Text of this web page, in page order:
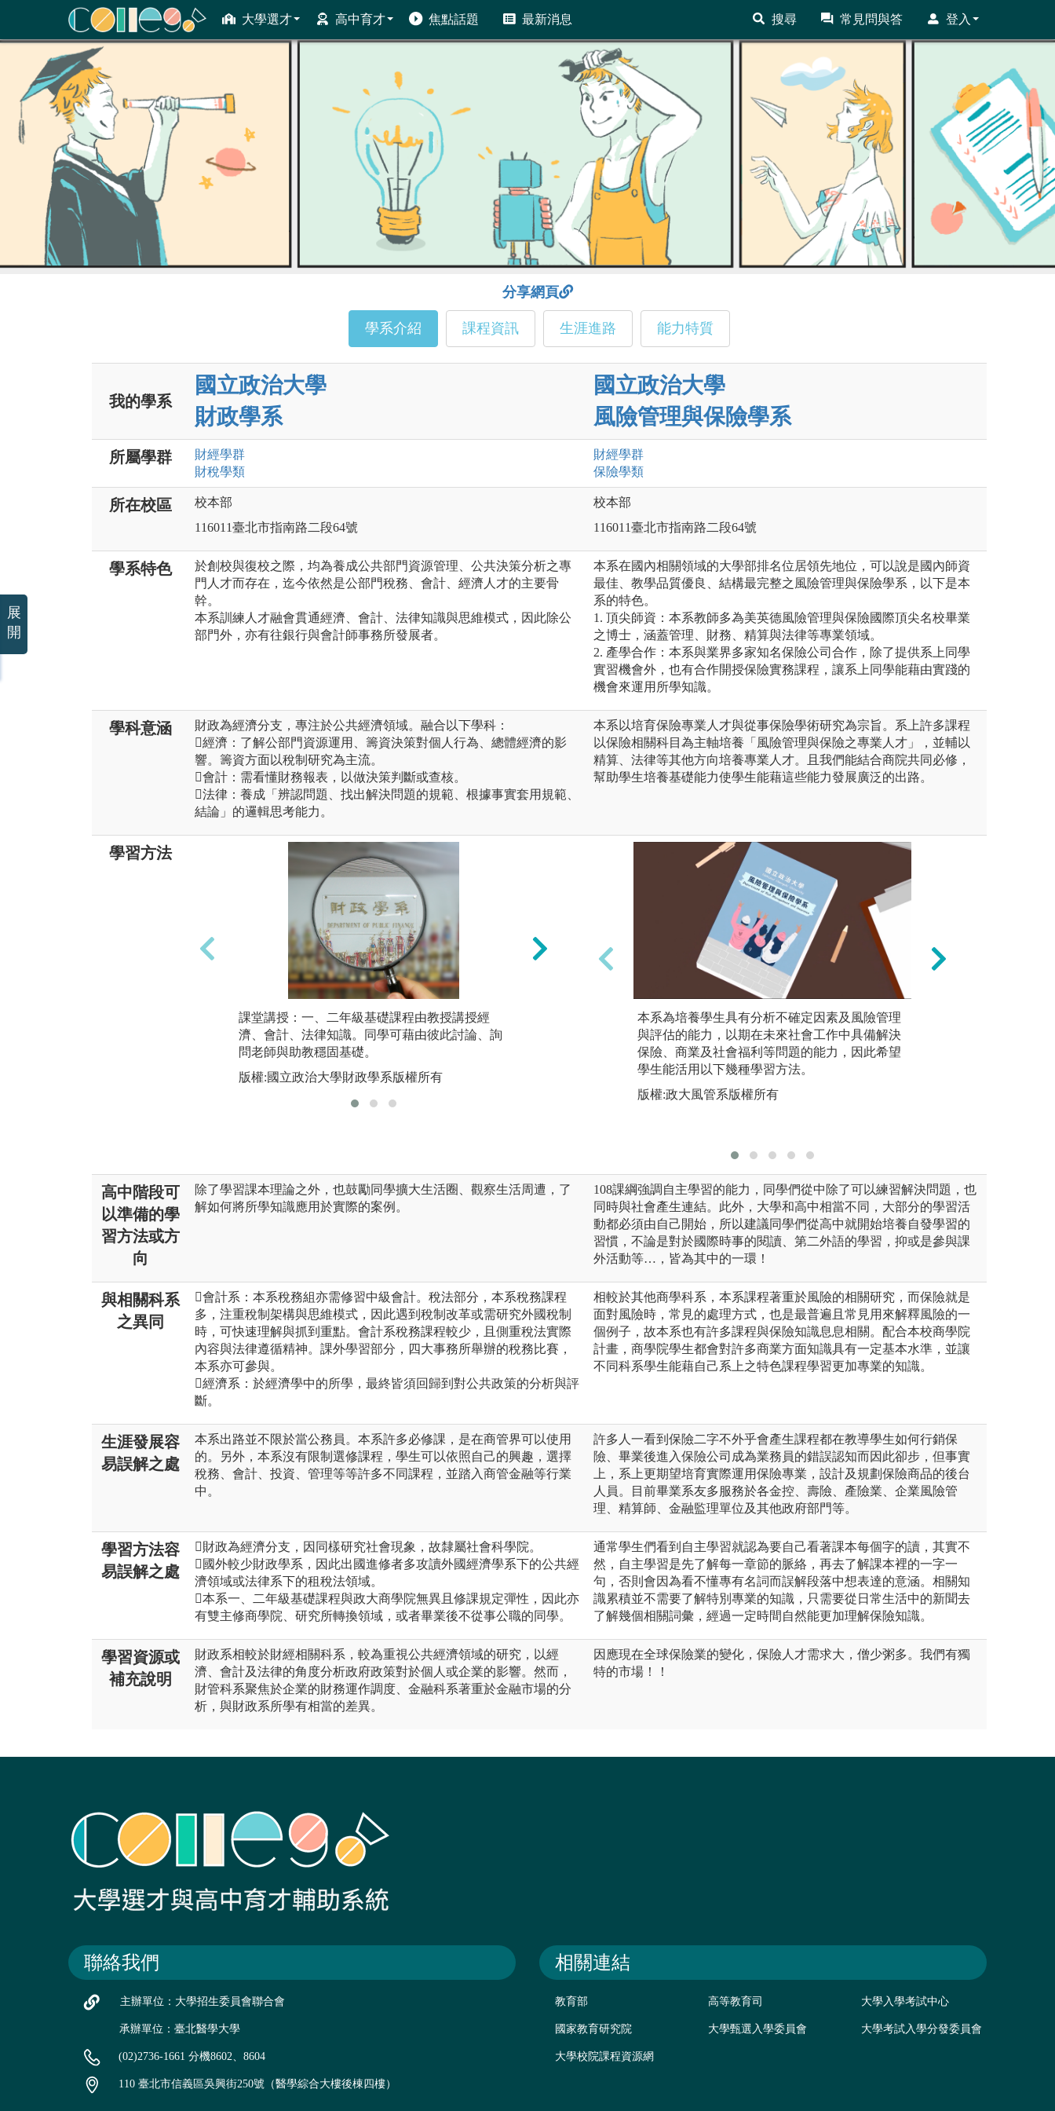
大學選才 高中育才 焦點話題 最新消息 搜尋 常見問與答 登入
ColleGo! 大學選才與高中育才輔助系統
分享網頁
學系介紹 課程資訊 生涯進路 能力特質
我的學系
國立政治大學
財政學系
國立政治大學
風險管理與保險學系
所屬學群 財經學群
財稅學類
財經學群
保險學類
所在校區
校本部
116011臺北市指南路二段64號
校本部
116011臺北市指南路二段64號
學系特色
於創校與復校之際，均為養成公共部門資源管理、公共決策分析之專
門人才而存在，迄今依然是公部門稅務、會計、經濟人才的主要骨
幹。
本系訓練人才融會貫通經濟、會計、法律知識與思維模式，因此除公
部門外，亦有往銀行與會計師事務所發展者。
本系在國內相關領域的大學部排名位居領先地位，可以說是國內師資
最佳、教學品質優良、結構最完整之風險管理與保險學系，以下是本
系的特色。
1. 頂尖師資：本系教師多為美英德風險管理與保險國際頂尖名校畢業
之博士，涵蓋管理、財務、精算與法律等專業領域。
2. 產學合作：本系與業界多家知名保險公司合作，除了提供系上同學
實習機會外，也有合作開授保險實務課程，讓系上同學能藉由實踐的
機會來運用所學知識。
學科意涵
財政為經濟分支，專注於公共經濟領域。融合以下學科：
經濟：了解公部門資源運用、籌資決策對個人行為、總體經濟的影
響。籌資方面以稅制研究為主流。
會計：需看懂財務報表，以做決策判斷或查核。
法律：養成「辨認問題、找出解決問題的規範、根據事實套用規範、
結論」的邏輯思考能力。
本系以培育保險專業人才與從事保險學術研究為宗旨。系上許多課程
以保險相關科目為主軸培養「風險管理與保險之專業人才」，並輔以
精算、法律等其他方向培養專業人才。且我們能結合商院共同必修，
幫助學生培養基礎能力使學生能藉這些能力發展廣泛的出路。
學習方法
課堂講授：一、二年級基礎課程由教授講授經
濟、會計、法律知識。同學可藉由彼此討論、詢
問老師與助教穩固基礎。
版權:國立政治大學財政學系版權所有
邏輯推演：三年級課程，由教授講解現行稅制背
後所涉經濟理論，亦有安排同學分組透過個案分
析實際練習。
版權:國立政治大學財政學系版權所有
本系為培養學生具有分析不確定因素及風險管理
與評估的能力，以期在未來社會工作中具備解決
保險、商業及社會福利等問題的能力，因此希望
學生能活用以下幾種學習方法。
版權:政大風管系版權所有
高中階段可
以準備的學
習方法或方
向
除了學習課本理論之外，也鼓勵同學擴大生活圈、觀察生活周遭，了
解如何將所學知識應用於實際的案例。
108課綱強調自主學習的能力，同學們從中除了可以練習解決問題，也
同時與社會產生連結。此外，大學和高中相當不同，大部分的學習活
動都必須由自己開始，所以建議同學們從高中就開始培養自發學習的
習慣，不論是對於國際時事的閱讀、第二外語的學習，抑或是參與課
外活動等…，皆為其中的一環！
與相關科系
之異同
會計系：本系稅務組亦需修習中級會計。稅法部分，本系稅務課程
多，注重稅制架構與思維模式，因此遇到稅制改革或需研究外國稅制
時，可快速理解與抓到重點。會計系稅務課程較少，且側重稅法實際
內容與法律遵循精神。課外學習部分，四大事務所舉辦的稅務比賽，
本系亦可參與。
經濟系：於經濟學中的所學，最終皆須回歸到對公共政策的分析與評
斷。
相較於其他商學科系，本系課程著重於風險的相關研究，而保險就是
面對風險時，常見的處理方式，也是最普遍且常見用來解釋風險的一
個例子，故本系也有許多課程與保險知識息息相關。配合本校商學院
計畫，商學院學生都會對許多商業方面知識具有一定基本水準，並讓
不同科系學生能藉自己系上之特色課程學習更加專業的知識。
生涯發展容
易誤解之處
本系出路並不限於當公務員。本系許多必修課，是在商管界可以使用
的。另外，本系沒有限制選修課程，學生可以依照自己的興趣，選擇
稅務、會計、投資、管理等等許多不同課程，並踏入商管金融等行業
中。
許多人一看到保險二字不外乎會產生課程都在教導學生如何行銷保
險、畢業後進入保險公司成為業務員的錯誤認知而因此卻步，但事實
上，系上更期望培育實際運用保險專業，設計及規劃保險商品的後台
人員。目前畢業系友多服務於各金控、壽險、產險業、企業風險管
理、精算師、金融監理單位及其他政府部門等。
學習方法容
易誤解之處
財政為經濟分支，因同樣研究社會現象，故隸屬社會科學院。
國外較少財政學系，因此出國進修者多攻讀外國經濟學系下的公共經
濟領域或法律系下的租稅法領域。
本系一、二年級基礎課程與政大商學院無異且修課規定彈性，因此亦
有雙主修商學院、研究所轉換領域，或者畢業後不從事公職的同學。
通常學生們看到自主學習就認為要自己看著課本每個字的讀，其實不
然，自主學習是先了解每一章節的脈絡，再去了解課本裡的一字一
句，否則會因為看不懂專有名詞而誤解段落中想表達的意涵。相關知
識累積並不需要了解特別專業的知識，只需要從日常生活中的新聞去
了解幾個相關詞彙，經過一定時間自然能更加理解保險知識。
學習資源或
補充說明
財政系相較於財經相關科系，較為重視公共經濟領域的研究，以經
濟、會計及法律的角度分析政府政策對於個人或企業的影響。然而，
財管科系聚焦於企業的財務運作調度、金融科系著重於金融市場的分
析，與財政系所學有相當的差異。
因應現在全球保險業的變化，保險人才需求大，僧少粥多。我們有獨
特的市場！！
聯絡我們
主辦單位：大學招生委員會聯合會
承辦單位：臺北醫學大學
(02)2736-1661 分機8602、8604
110 臺北市信義區吳興街250號（醫學綜合大樓後棟四樓）
相關連結
教育部 高等教育司 大學入學考試中心
國家教育研究院 大學甄選入學委員會 大學考試入學分發委員會
大學校院課程資源網
展
開